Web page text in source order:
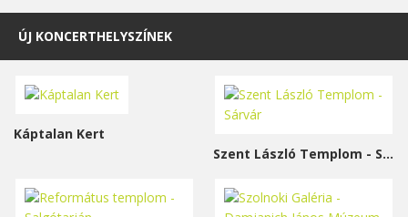
ÚJ KONCERTHELYSZÍNEK
Káptalan Kert
Szent László Templom - Sárvár